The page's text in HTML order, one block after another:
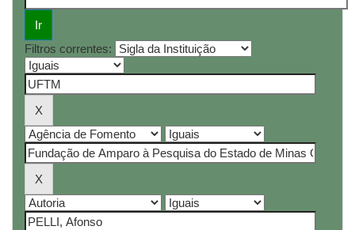
Filtros correntes: